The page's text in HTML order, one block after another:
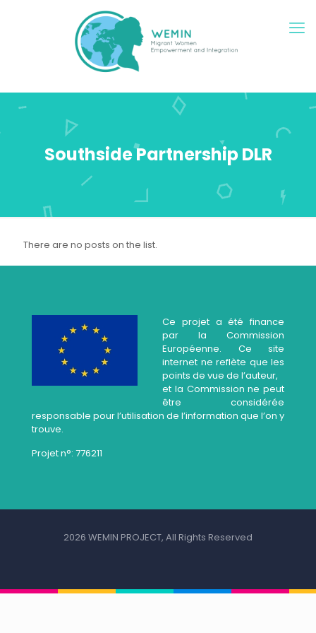
Southside Partnership DLR
There are no posts on the list.
Ce projet a été finance
par la Commission
Européenne. Ce site
internet ne reflète que les
points de vue de l’auteur,
et la Commission ne peut
être considérée
responsable pour l’utilisation de l’information que l’on y
trouve.
Projet n°: 776211
2026 WEMIN PROJECT, All Rights Reserved